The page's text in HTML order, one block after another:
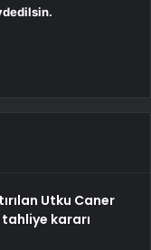
Utku Caner
kararı